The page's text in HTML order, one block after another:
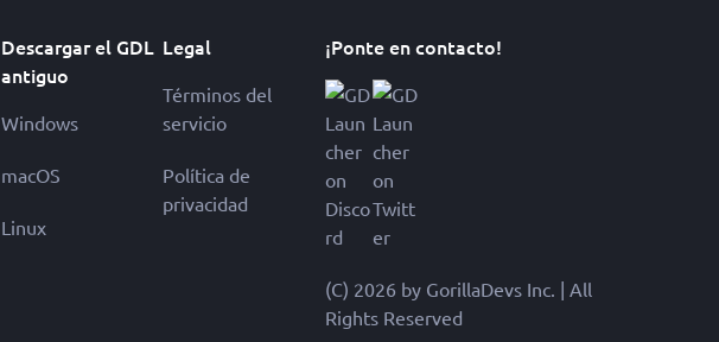
Descargar el GDL
antiguo
Windows
macOS
Linux
Legal
Términos del
servicio
Política de
privacidad
¡Ponte en contacto!
(C) 2026 by GorillaDevs Inc. | All
Rights Reserved